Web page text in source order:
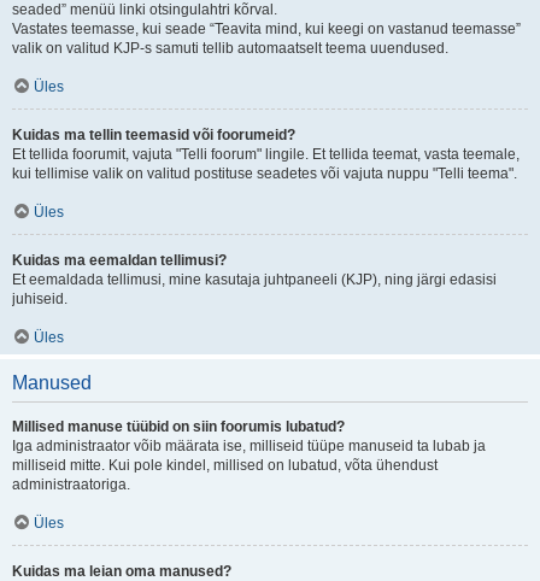
seaded” menüü linki otsingulahtri kõrval.
Vastates teemasse, kui seade “Teavita mind, kui keegi on vastanud teemasse”
valik on valitud KJP-s samuti tellib automaatselt teema uuendused.
Üles
Kuidas ma tellin teemasid või foorumeid?
Et tellida foorumit, vajuta "Telli foorum" lingile. Et tellida teemat, vasta teemale,
kui tellimise valik on valitud postituse seadetes või vajuta nuppu "Telli teema".
Üles
Kuidas ma eemaldan tellimusi?
Et eemaldada tellimusi, mine kasutaja juhtpaneeli (KJP), ning järgi edasisi
juhiseid.
Üles
Manused
Millised manuse tüübid on siin foorumis lubatud?
Iga administraator võib määrata ise, milliseid tüüpe manuseid ta lubab ja
milliseid mitte. Kui pole kindel, millised on lubatud, võta ühendust
administraatoriga.
Üles
Kuidas ma leian oma manused?